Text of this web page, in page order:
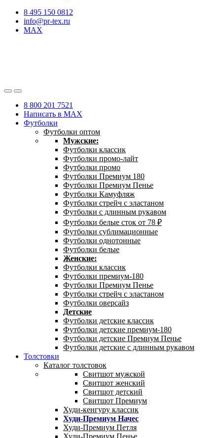
8 495 150 0812
info@pr-tex.ru
MAX
8 800 201 7521
Написать в MAX
Футболки
Футболки оптом
Мужские:
Футболки классик
Футболки промо-лайт
Футболки промо
Футболки Премиум 180
Футболки Премиум Пенье
Футболки Камуфляж
Футболки стрейч с эластаном
Футболки с длинным рукавом
Футболки белые сток от 78 ₽
Футболки сублимационные
Футболки однотонные
Футболки белые
Женские:
Футболки классик
Футболки премиум-180
Футболки Премиум Пенье
Футболки стрейч с эластаном
Футболки оверсайз
Детские
Футболки детские классик
Футболки детские премиум-180
Футболки детские Премиум Пенье
Футболки детские с длинным рукавом
Толстовки
Каталог толстовок
Свитшот мужской
Свитшот женский
Свитшот детский
Свитшот Премиум
Худи-кенгуру классик
Худи-Премиум Начес
Худи-Премиум Петля
Худи-Премиум Пенье